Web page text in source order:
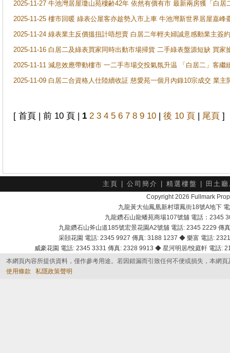
2025-11-27 牛池灣居屋瓊山苑樓齢42年 依然有價有市 最新兩房獲「白居
2025-11-25 樓市回暖 綠表公屋客亦趁勢入市上車 牛池灣新世界居屋嘉峰
2025-11-24 綠表業主反價搵扭計唔想賣 白居二年輕夫婦誠意感動業主簽
2025-11-16 白居二及綠表買家同時出動市場掃貨 二手綠表盤源短缺 買
2025-11-11 減息效應帶動樓市 一二手市場交投氣氛升温 「白居二」客
2025-11-09 白居二合資格人仕陸續收証 慈愛苑一個月內錄10宗成交 業
[ 首頁 | 前 10 頁 | 1 2 3 4 5 6 7 8 9 10 | 後 10 頁 | 尾頁 ]
主頁 公司簡介 精選樓盤 田土
Copyright 2026 Fullmark
九龍黃大仙鳳凰新村環鳳街18號A地下
九龍鑽石山龍蟠苑商場107號舖 電話：2345
九龍鑽石山斧山道185號宏景花園A2號舖 電話: 2345 2229
采頣花園 電話: 2345 9927 傳真: 3188 1237 ◆ 樂富 電話:
威豪花園 電話: 2345 3331 傳真: 2328 9913 ◆ 星河明居/悅庭軒 電話
本網頁內容所提供資料，僅作參考用途。若因錯漏而引致任何不便或損失，本網
使用條款
私隱政策聲明